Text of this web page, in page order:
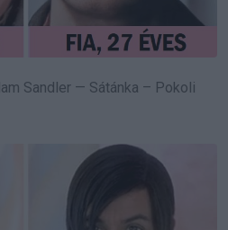
Sandler — Sátánka – Pokoli